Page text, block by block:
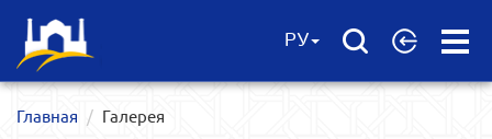
Open
РУ
Главная Галерея